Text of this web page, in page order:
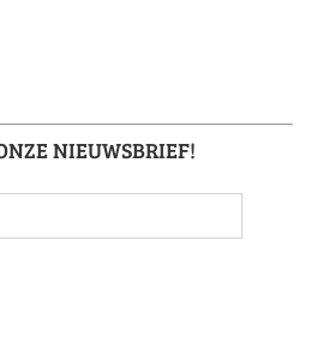
NIEUWSBRIEF!